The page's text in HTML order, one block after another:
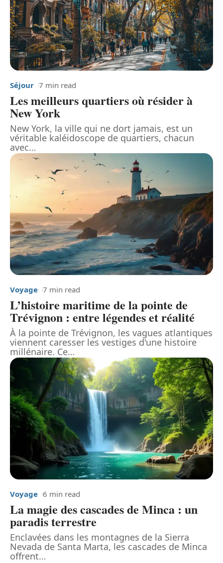
Séjour 7 min read
Les meilleurs quartiers où résider à
New York
New York, la ville qui ne dort jamais, est un
véritable kaléidoscope de quartiers, chacun
avec…
Voyage 7 min read
L’histoire maritime de la pointe de
Trévignon : entre légendes et réalité
À la pointe de Trévignon, les vagues atlantiques
viennent caresser les vestiges d'une histoire
millénaire. Ce…
Voyage 6 min read
La magie des cascades de Minca : un
paradis terrestre
Enclavées dans les montagnes de la Sierra
Nevada de Santa Marta, les cascades de Minca
offrent…